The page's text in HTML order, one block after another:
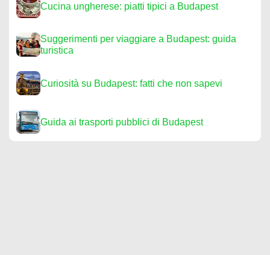
Cucina ungherese: piatti tipici a Budapest
Suggerimenti per viaggiare a Budapest: guida
turistica
Curiosità su Budapest: fatti che non sapevi
Guida ai trasporti pubblici di Budapest